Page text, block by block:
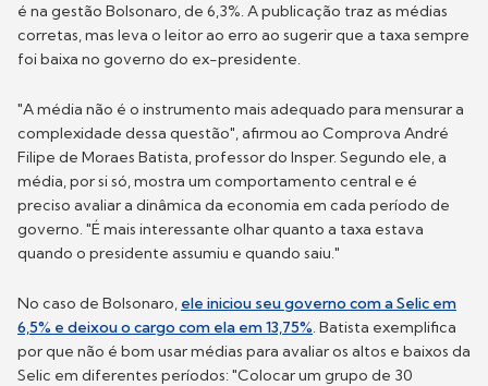
é na gestão Bolsonaro, de 6,3%. A publicação traz as médias
corretas, mas leva o leitor ao erro ao sugerir que a taxa sempre
foi baixa no governo do ex-presidente.
"A média não é o instrumento mais adequado para mensurar a
complexidade dessa questão", afirmou ao Comprova André
Filipe de Moraes Batista, professor do Insper. Segundo ele, a
média, por si só, mostra um comportamento central e é
preciso avaliar a dinâmica da economia em cada período de
governo. "É mais interessante olhar quanto a taxa estava
quando o presidente assumiu e quando saiu."
No caso de Bolsonaro, ele iniciou seu governo com a Selic em
6,5% e deixou o cargo com ela em 13,75%. Batista exemplifica
por que não é bom usar médias para avaliar os altos e baixos da
Selic em diferentes períodos: "Colocar um grupo de 30